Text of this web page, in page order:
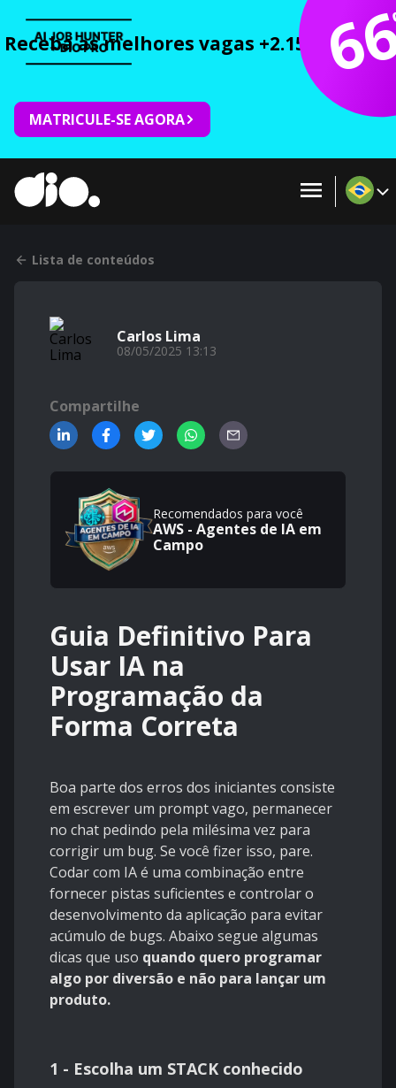
Receba as melhores vagas +2.150 cursos
MATRICULE-SE AGORA
Lista de conteúdos
Carlos Lima
08/05/2025 13:13
Compartilhe
Recomendados para você
AWS - Agentes de IA em
Campo
Guia Definitivo Para
Usar IA na
Programação da
Forma Correta
Boa parte dos erros dos iniciantes consiste
em escrever um prompt vago, permanecer
no chat pedindo pela milésima vez para
corrigir um bug. Se você fizer isso, pare.
Codar com IA é uma combinação entre
fornecer pistas suficientes e controlar o
desenvolvimento da aplicação para evitar
acúmulo de bugs. Abaixo segue algumas
dicas que uso quando quero programar
algo por diversão e não para lançar um
produto.
1 - Escolha um STACK conhecido